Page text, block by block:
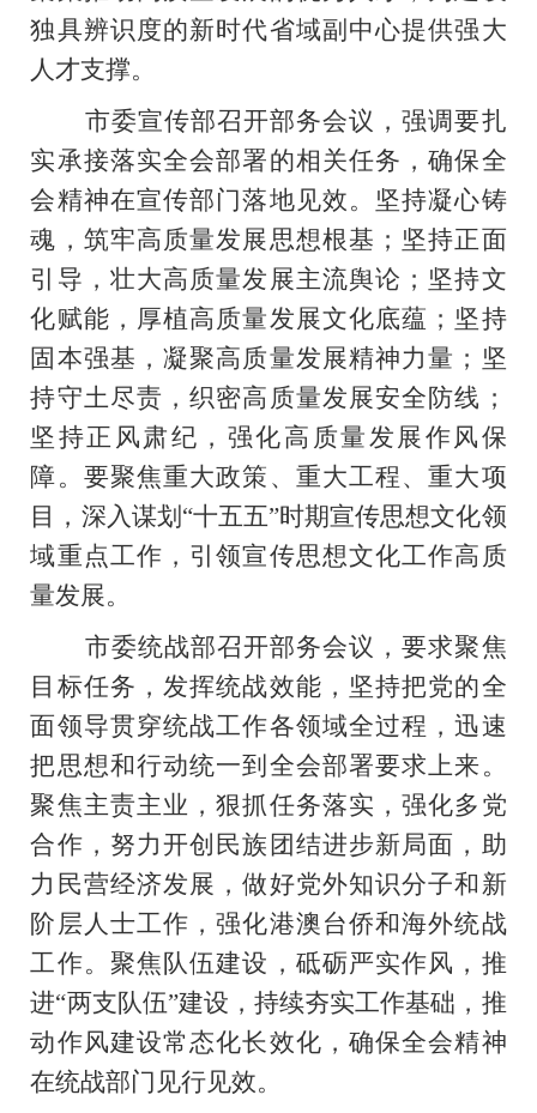
独具辨识度的新时代省域副中心提供强大
人才支撑。
市委宣传部召开部务会议，强调要扎
实承接落实全会部署的相关任务，确保全
会精神在宣传部门落地见效。坚持凝心铸
魂，筑牢高质量发展思想根基；坚持正面
引导，壮大高质量发展主流舆论；坚持文
化赋能，厚植高质量发展文化底蕴；坚持
固本强基，凝聚高质量发展精神力量；坚
持守土尽责，织密高质量发展安全防线；
坚持正风肃纪，强化高质量发展作风保
障。要聚焦重大政策、重大工程、重大项
目，深入谋划“十五五”时期宣传思想文化领
域重点工作，引领宣传思想文化工作高质
量发展。
市委统战部召开部务会议，要求聚焦
目标任务，发挥统战效能，坚持把党的全
面领导贯穿统战工作各领域全过程，迅速
把思想和行动统一到全会部署要求上来。
聚焦主责主业，狠抓任务落实，强化多党
合作，努力开创民族团结进步新局面，助
力民营经济发展，做好党外知识分子和新
阶层人士工作，强化港澳台侨和海外统战
工作。聚焦队伍建设，砥砺严实作风，推
进“两支队伍”建设，持续夯实工作基础，推
动作风建设常态化长效化，确保全会精神
在统战部门见行见效。